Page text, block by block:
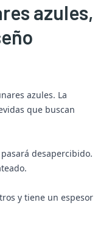
azules,
azules. La
que buscan
desapercibido.
y tiene un espesor